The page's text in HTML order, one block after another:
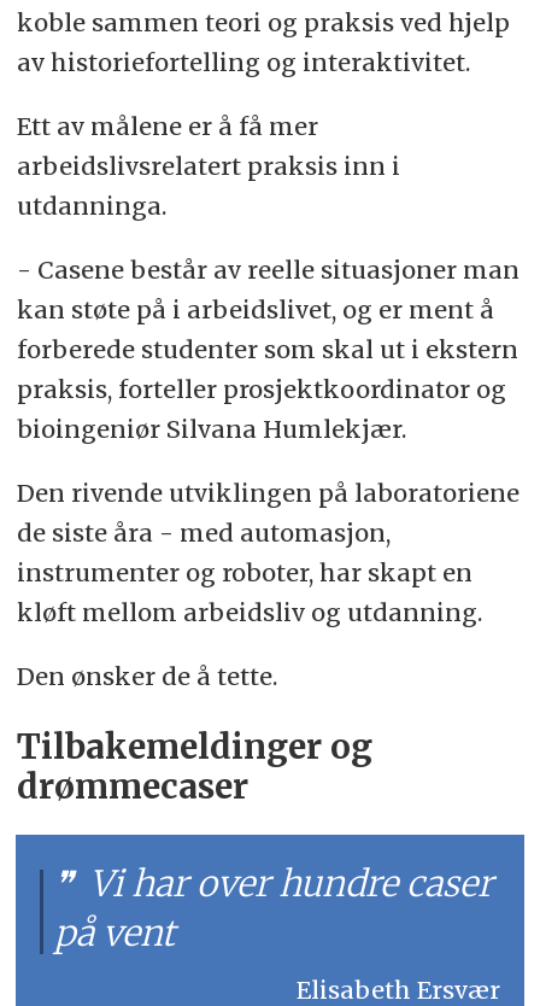
koble sammen teori og praksis ved hjelp
av historiefortelling og interaktivitet.
Ett av målene er å få mer
arbeidslivsrelatert praksis inn i
utdanninga.
- Casene består av reelle situasjoner man
kan støte på i arbeidslivet, og er ment å
forberede studenter som skal ut i ekstern
praksis, forteller prosjektkoordinator og
bioingeniør Silvana Humlekjær.
Den rivende utviklingen på laboratoriene
de siste åra - med automasjon,
instrumenter og roboter, har skapt en
kløft mellom arbeidsliv og utdanning.
Den ønsker de å tette.
Tilbakemeldinger og
drømmecaser
Vi har over hundre caser
på vent
Elisabeth Ersvær